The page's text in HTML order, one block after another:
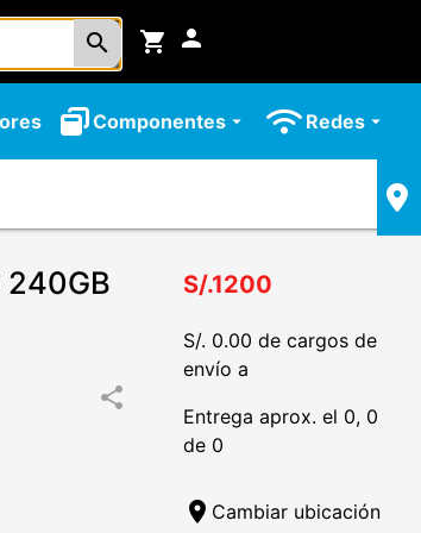
search shopping_cart person
Componentesarrow_drop_down Redes arrow_drop_down
240GB
share
S/.1200
S/. 0.00 de cargos de
envío a
Entrega aprox. el 0, 0
de 0
location_on Cambiar ubicación